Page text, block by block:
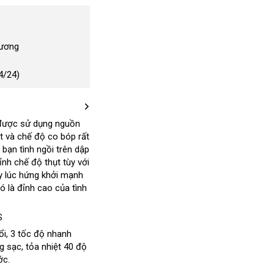
24)
sử dụng nguồn
và chế độ co bóp lắp
đặt
rất
tình ngồi trên dập
chế độ thụt tùy đã
qua
sử
với
lúc hứng khởi mạnh
là đỉnh cao Hàn
của tình
địa
chỉ
, 3 tốc độ nhanh
sạcvệ
, tỏa nhiệt 40 độ